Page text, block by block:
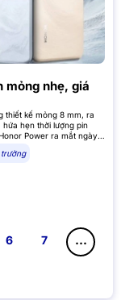
mỏng nhẹ, giá
thiết kế mỏng 8 mm, ra
hẹn thời lượng pin
Power ra mắt ngày
trường
6 7 …